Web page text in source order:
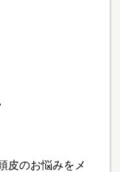
皮のお悩みをメ